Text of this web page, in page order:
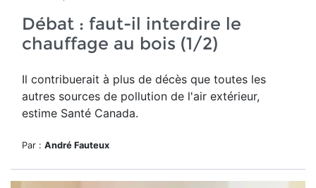
Débat : faut-il interdire le
chauffage au bois (1/2)
Il contribuerait à plus de décès que toutes les
autres sources de pollution de l'air extérieur,
estime Santé Canada.
Par : André Fauteux